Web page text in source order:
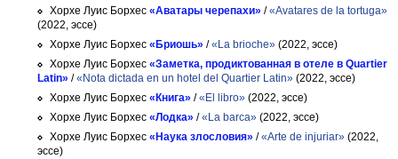
Хорхе Луис Борхес «Аватары черепахи» /«Avatares de la tortuga»
(2022, эссе)
Хорхе Луис Борхес «Бриошь» /«La brioche» (2022, эссе)
Хорхе Луис Борхес «Заметка, продиктованная в отеле в Quartier
Latin» /«Nota dictada en un hotel del Quartier Latin» (2022, эссе)
Хорхе Луис Борхес «Книга» /«El libro» (2022, эссе)
Хорхе Луис Борхес «Лодка» /«La barca» (2022, эссе)
Хорхе Луис Борхес «Наука злословия» /«Arte de injuriar» (2022,
эссе)